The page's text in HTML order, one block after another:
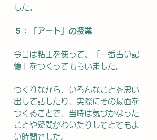
した。
５：「アート」の授業
今日は粘土を使って、「一番古い記
憶」をつくってもらいました。
つくりながら、いろんなことを思い
出して話したり、実際にその場面を
つくることで、当時は気づかなった
ことや疑問がわいたりしてとてもよ
い時間でした。